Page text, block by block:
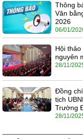
Thông
Văn
2026
06/01/
Hội
nguyên
28/11/
Đồng
tịch
Trường
28/11/